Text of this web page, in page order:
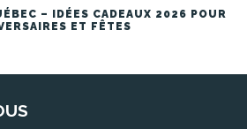
– IDÉES CADEAUX 2026 POUR
ET FÊTES